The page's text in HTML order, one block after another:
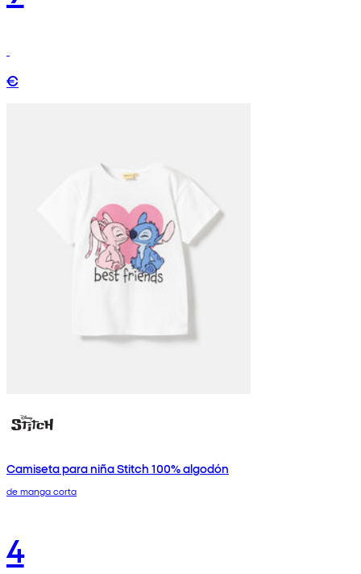
€
Camiseta para niña Stitch 100% algodón
de manga corta
4